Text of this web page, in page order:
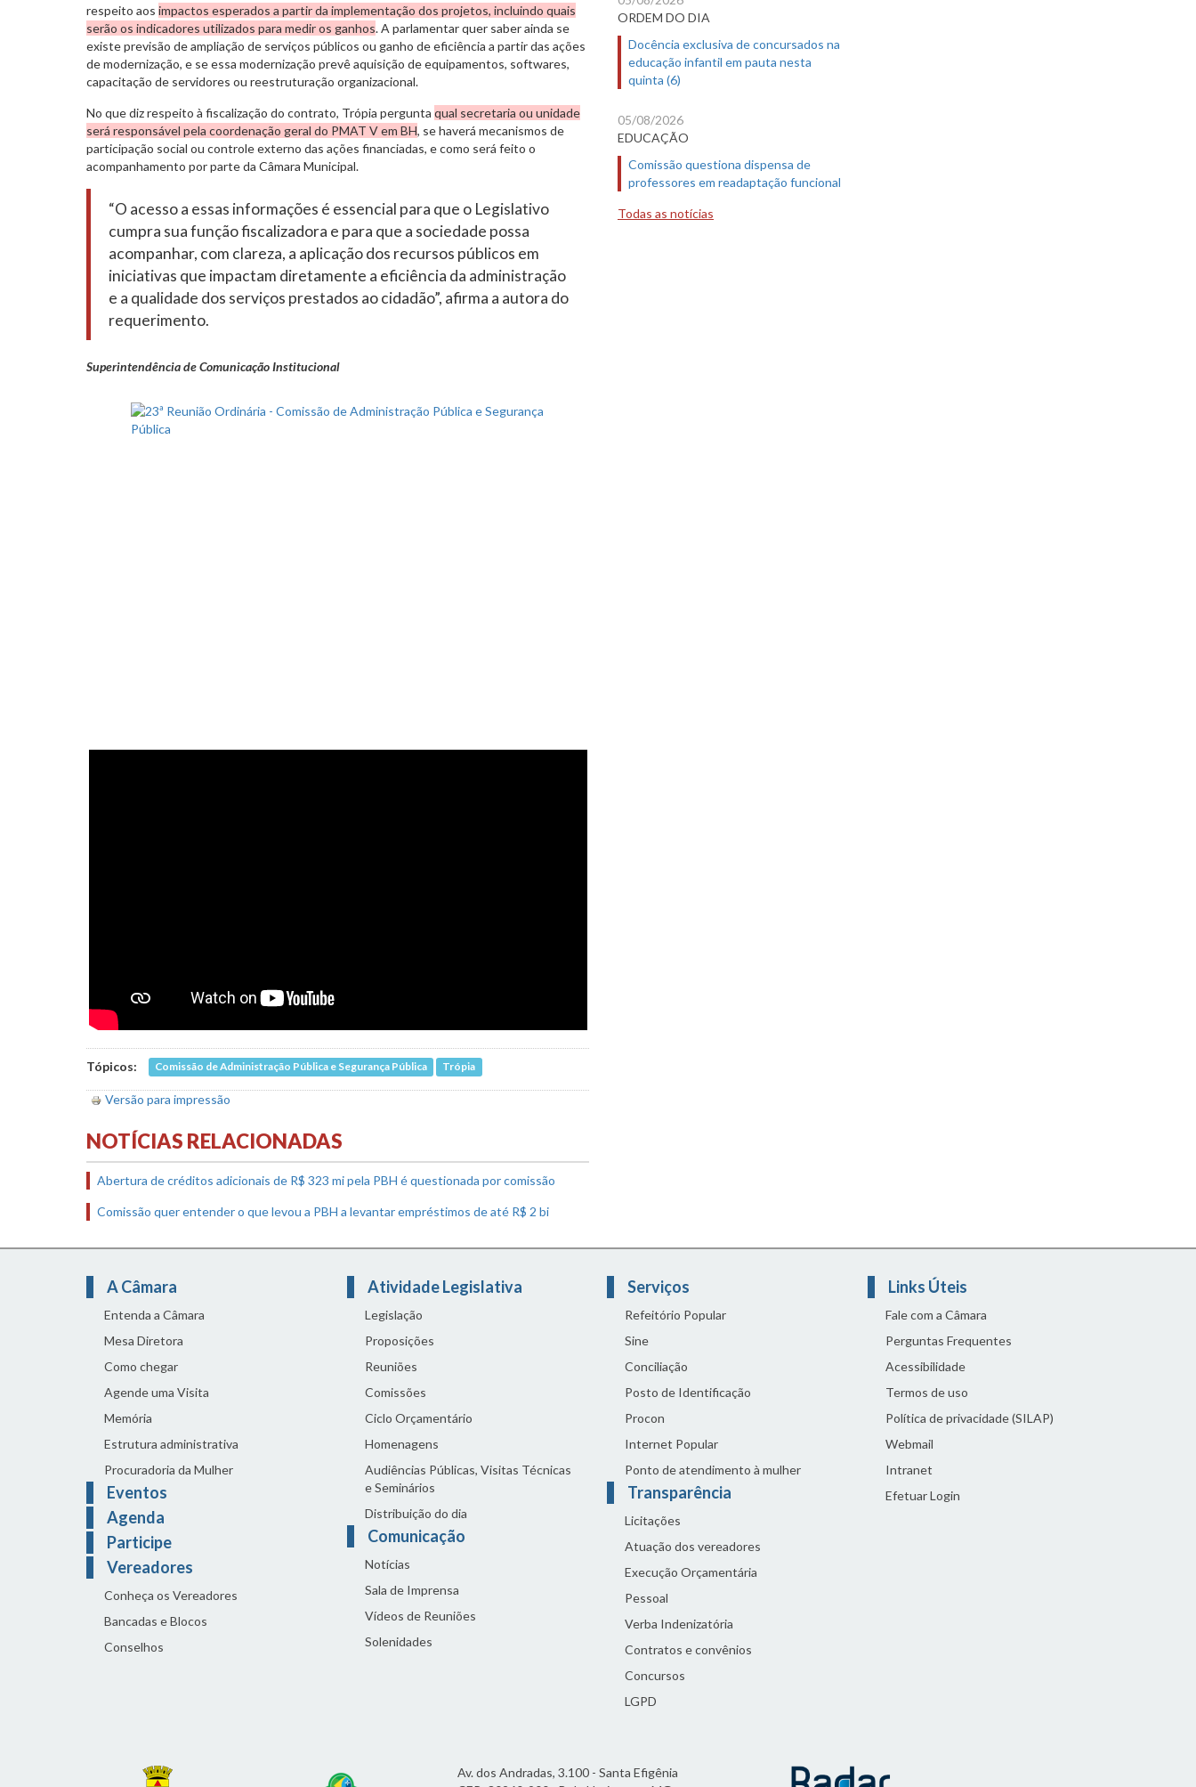
respeito aos impactos esperados a partir da implementação dos projetos, incluindo quais
serão os indicadores utilizados para medir os ganhos. A parlamentar quer saber ainda se
existe previsão de ampliação de serviços públicos ou ganho de eficiência a partir das ações
de modernização, e se essa modernização prevê aquisição de equipamentos, softwares,
capacitação de servidores ou reestruturação organizacional.
No que diz respeito à fiscalização do contrato, Trópia pergunta qual secretaria ou unidade
será responsável pela coordenação geral do PMAT V em BH, se haverá mecanismos de
participação social ou controle externo das ações financiadas, e como será feito o
acompanhamento por parte da Câmara Municipal.
“O acesso a essas informações é essencial para que o Legislativo
cumpra sua função fiscalizadora e para que a sociedade possa
acompanhar, com clareza, a aplicação dos recursos públicos em
iniciativas que impactam diretamente a eficiência da administração
e a qualidade dos serviços prestados ao cidadão”, afirma a autora do
requerimento.
Superintendência de Comunicação Institucional
Tópicos: Comissão de Administração Pública e Segurança Pública Trópia
Versão para impressão
NOTÍCIAS RELACIONADAS
Abertura de créditos adicionais de R$ 323 mi pela PBH é questionada por comissão
Comissão quer entender o que levou a PBH a levantar empréstimos de até R$ 2 bi
ORDEM DO DIA
Docência exclusiva de concursados na
educação infantil em pauta nesta
quinta (6)
05/08/2026
EDUCAÇÃO
Comissão questiona dispensa de
professores em readaptação funcional
Todas as notícias
A Câmara
Entenda a Câmara
Mesa Diretora
Como chegar
Agende uma Visita
Memória
Estrutura administrativa
Procuradoria da Mulher
Eventos
Agenda
Participe
Vereadores
Conheça os Vereadores
Bancadas e Blocos
Conselhos
Atividade Legislativa
Legislação
Proposições
Reuniões
Comissões
Ciclo Orçamentário
Homenagens
Audiências Públicas, Visitas Técnicas
e Seminários
Distribuição do dia
Comunicação
Notícias
Sala de Imprensa
Vídeos de Reuniões
Solenidades
Serviços
Refeitório Popular
Sine
Conciliação
Posto de Identificação
Procon
Internet Popular
Ponto de atendimento à mulher
Transparência
Licitações
Atuação dos vereadores
Execução Orçamentária
Pessoal
Verba Indenizatória
Contratos e convênios
Concursos
LGPD
Links Úteis
Fale com a Câmara
Perguntas Frequentes
Acessibilidade
Termos de uso
Política de privacidade (SILAP)
Webmail
Intranet
Efetuar Login
Av. dos Andradas, 3.100 - Santa Efigênia